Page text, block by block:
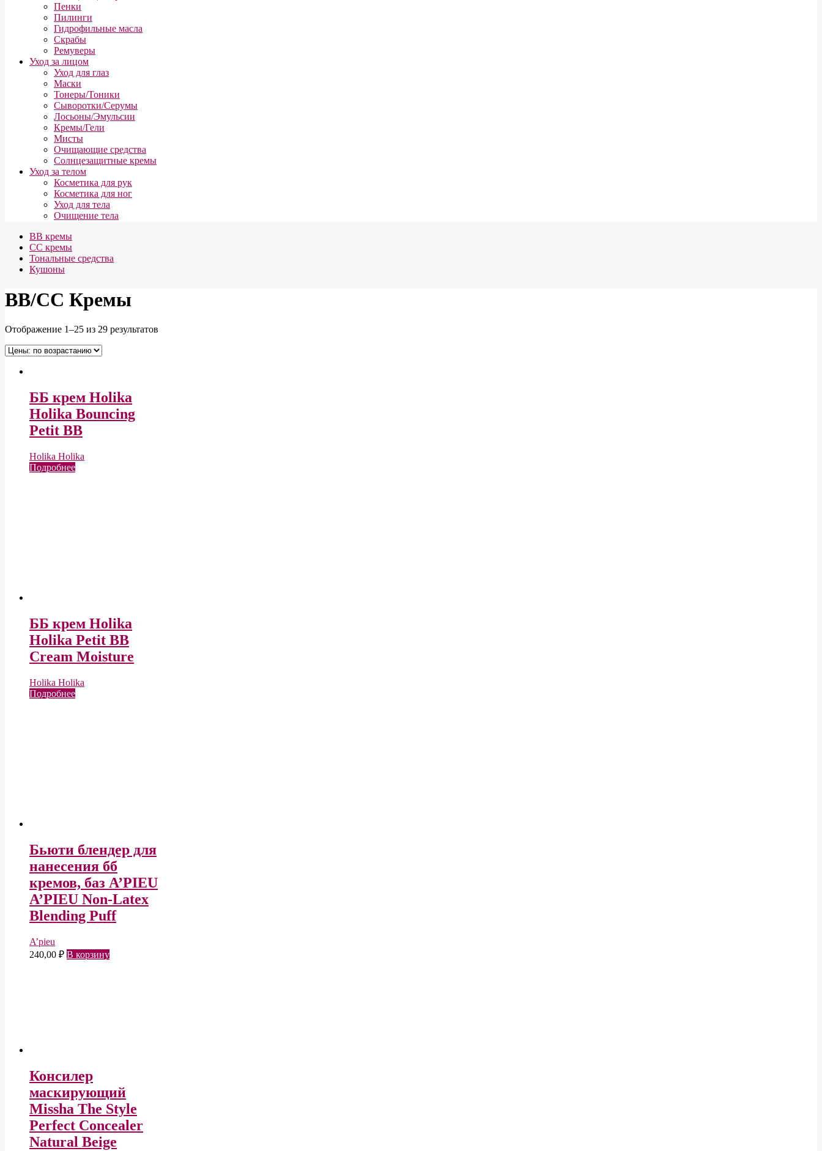
Пенки
Пилинги
Гидрофильные масла
Скрабы
Ремуверы
Уход за лицом
Уход для глаз
Маски
Тонеры/Тоники
Сыворотки/Серумы
Лосьоны/Эмульсии
Кремы/Гели
Мисты
Очищающие средства
Солнцезащитные кремы
Уход за телом
Косметика для рук
Косметика для ног
Уход для тела
Очищение тела
BB кремы
СС кремы
Тональные средства
Кушоны
BB/CC Кремы
Отображение 1–25 из 29 результатов
ББ крем Holika
Holika Bouncing
Petit BB
Holika Holika
Подробнее
ББ крем Holika
Holika Petit BB
Cream Moisture
Holika Holika
Подробнее
Бьюти блендер для
нанесения бб
кремов, баз A’PIEU
A’PIEU Non-Latex
Blending Puff
A’pieu
240,00 ₽ В корзину
Консилер
маскирующий
Missha The Style
Perfect Concealer
Natural Beige